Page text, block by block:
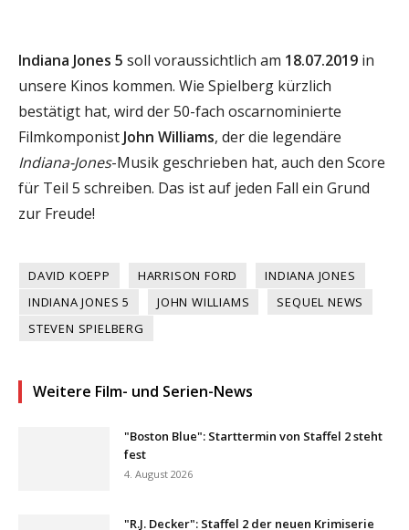
Indiana Jones 5 soll voraussichtlich am 18.07.2019 in
unsere Kinos kommen. Wie Spielberg kürzlich
bestätigt hat, wird der 50-fach oscarnominierte
Filmkomponist John Williams, der die legendäre
Indiana-Jones-Musik geschrieben hat, auch den Score
für Teil 5 schreiben. Das ist auf jeden Fall ein Grund
zur Freude!
DAVID KOEPP HARRISON FORD
INDIANA JONES
INDIANA JONES 5
JOHN WILLIAMS
SEQUEL NEWS
STEVEN SPIELBERG
Weitere Film- und Serien-News
"Boston Blue": Starttermin von Staffel 2 steht
fest
4. August 2026
"R.J. Decker": Staffel 2 der neuen Krimiserie